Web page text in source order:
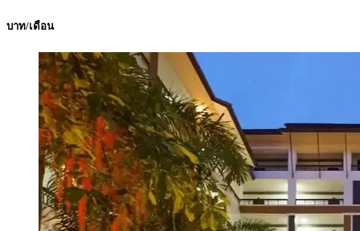
บาท/เดือน